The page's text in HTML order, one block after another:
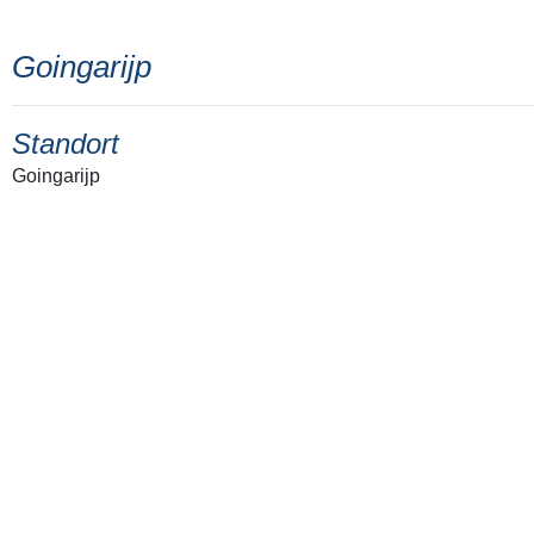
Goingarijp
Standort
Goingarijp